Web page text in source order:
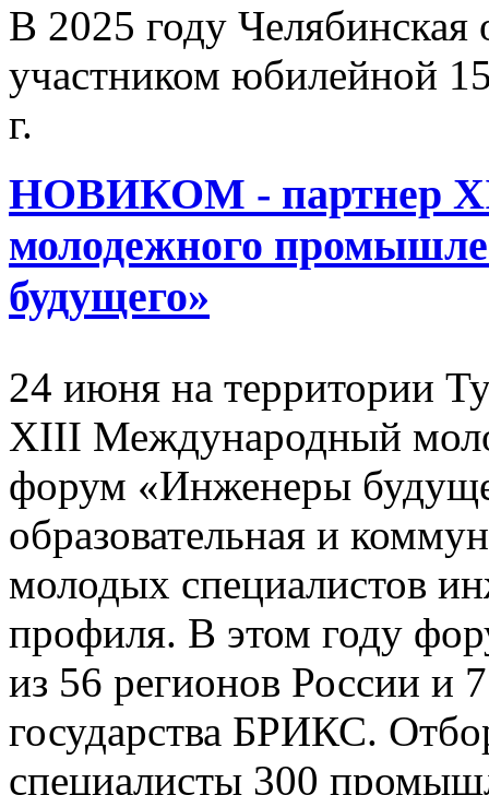
В 2025 году Челябинская
участником юбилейной
г.
НОВИКОМ - партнер
молодежного
будущего»
24 июня на территории
XIII Международный
форум «Инженеры
образовательная и
молодых специалистов
профиля. В этом году
из 56 регионов России и
государства БРИКС.
специалисты 300